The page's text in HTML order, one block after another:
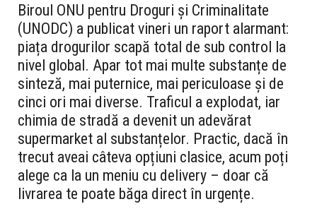
Biroul ONU pentru Droguri și Criminalitate
(UNODC) a publicat vineri un raport alarmant:
piața drogurilor scapă total de sub control la
nivel global. Apar tot mai multe substanțe de
sinteză, mai puternice, mai periculoase și de
cinci ori mai diverse. Traficul a explodat, iar
chimia de stradă a devenit un adevărat
supermarket al substanțelor. Practic, dacă în
trecut aveai câteva opțiuni clasice, acum poți
alege ca la un meniu cu delivery – doar că
livrarea te poate băga direct în urgențe.